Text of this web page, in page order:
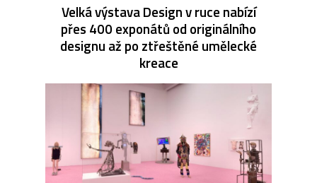
Velká výstava Design v ruce nabízí
přes 400 exponátů od originálního
designu až po ztřeštěné umělecké
kreace